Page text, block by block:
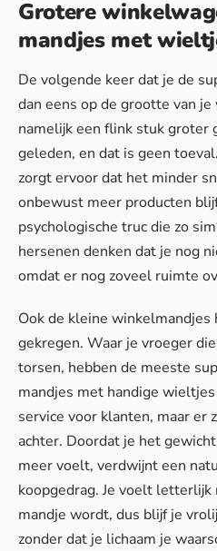
Grotere
mandjes met
De volgende keer dat je de
dan eens op de grootte van
namelijk een flink stuk groter
geleden, en dat is geen
zorgt ervoor dat het minder
onbewust meer producten
psychologische truc die zo
hersenen denken dat je nog
omdat er nog zoveel ruimte
Ook de kleine winkelmandjes
gekregen. Waar je vroeger
torsen, hebben de meeste
mandjes met handige
service voor klanten, maar er
achter. Doordat je het
meer voelt, verdwijnt een
koopgedrag. Je voelt letterlijk
mandje wordt, dus blijf je
zonder dat je lichaam je